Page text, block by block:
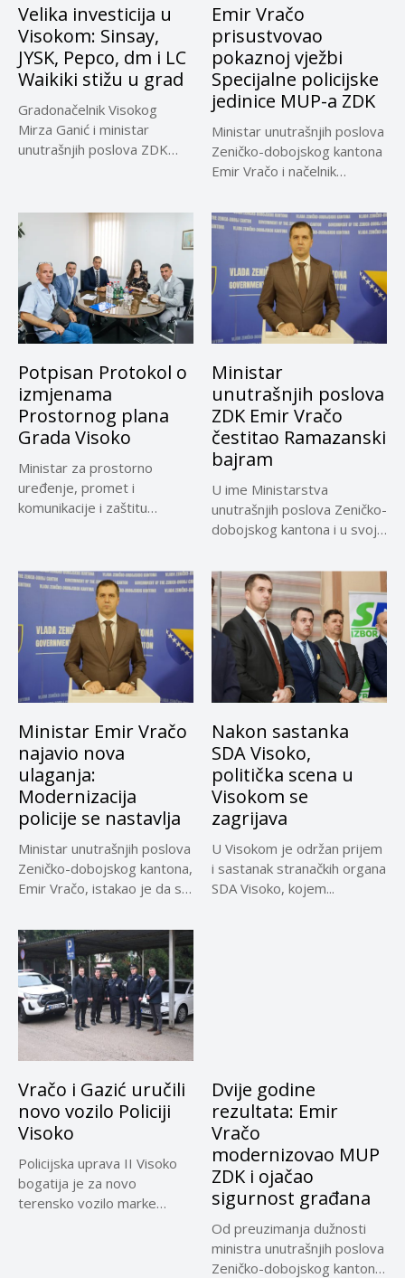
Velika investicija u
Visokom: Sinsay,
JYSK, Pepco, dm i LC
Waikiki stižu u grad
Gradonačelnik Visokog
Mirza Ganić i ministar
unutrašnjih poslova ZDK
Emir Vračo
prisustvovao
pokaznoj vježbi
Specijalne policijske
jedinice MUP-a ZDK
Ministar unutrašnjih poslova
Zeničko-dobojskog kantona
Emir Vračo i načelnik
policije...
Potpisan Protokol o
izmjenama
Prostornog plana
Grada Visoko
Ministar za prostorno
uređenje, promet i
komunikacije i zaštitu
Ministar
unutrašnjih poslova
ZDK Emir Vračo
čestitao Ramazanski
bajram
U ime Ministarstva
unutrašnjih poslova Zeničko-
dobojskog kantona i u svoje
Ministar Emir Vračo
najavio nova
ulaganja:
Modernizacija
policije se nastavlja
Ministar unutrašnjih poslova
Zeničko-dobojskog kantona,
Emir Vračo, istakao je da se
Nakon sastanka
SDA Visoko,
politička scena u
Visokom se
zagrijava
U Visokom je održan prijem
i sastanak stranačkih organa
SDA Visoko, kojem...
Vračo i Gazić uručili
novo vozilo Policiji
Visoko
Policijska uprava II Visoko
bogatija je za novo
terensko vozilo marke
Dvije godine
rezultata: Emir
Vračo
modernizovao MUP
ZDK i ojačao
sigurnost građana
Od preuzimanja dužnosti
ministra unutrašnjih poslova
Zeničko-dobojskog kantona,